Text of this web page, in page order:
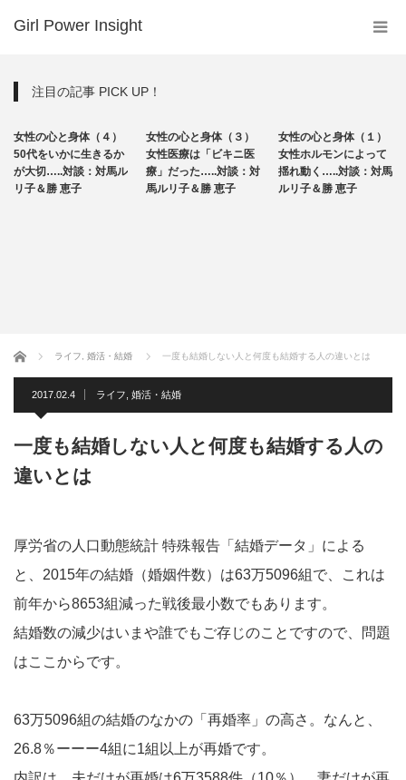
Girl Power Insight
注目の記事 PICK UP！
ライフ
女性の心と身体（４）
50代をいかに生きるか
が大切…..対談：対馬ル
リ子＆勝 恵子
ライフ
女性の心と身体（３）
女性医療は「ビキニ医
療」だった…..対談：対
馬ルリ子＆勝 恵子
ライフ
女性の心と身体（１）
女性ホルモンによって
揺れ動く…..対談：対馬
ルリ子＆勝 恵子
ホーム ライフ 婚活・結婚 一度も結婚しない人と何度も結婚する人の違いとは
2017.02.4 ライフ 婚活・結婚
一度も結婚しない人と何度も結婚する人の
違いとは
厚労省の人口動態統計 特殊報告「結婚データ」による
と、2015年の結婚（婚姻件数）は63万5096組で、これは
前年から8653組減った戦後最小数でもあります。
結婚数の減少はいまや誰でもご存じのことですので、問題
はここからです。
63万5096組の結婚のなかの「再婚率」の高さ。なんと、
26.8％ーーー4組に1組以上が再婚です。